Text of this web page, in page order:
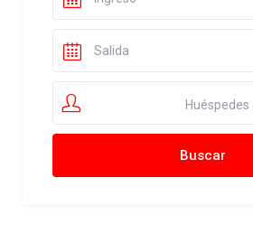
Huéspedes